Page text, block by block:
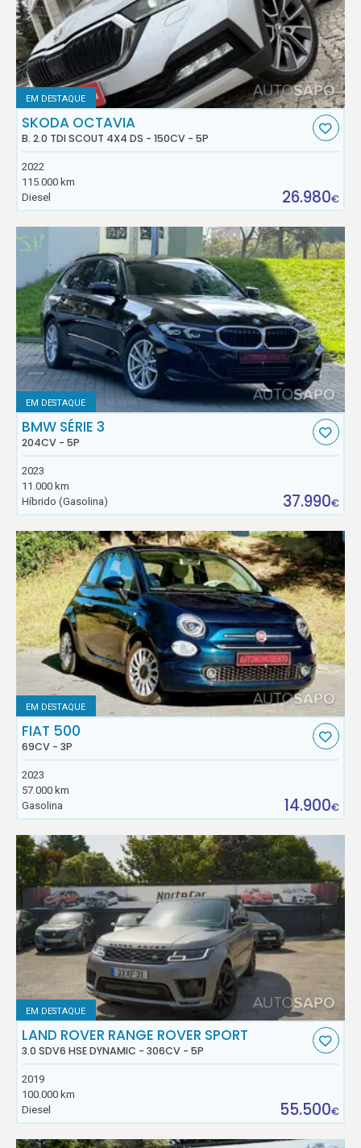
EM DESTAQUE
SKODA OCTAVIA
B. 2.0 TDI SCOUT 4X4 DS - 150CV - 5P
2022
115.000 km
Diesel
26.980€
EM DESTAQUE
BMW SÉRIE 3
204CV - 5P
2023
11.000 km
Híbrido (Gasolina)
37.990€
EM DESTAQUE
FIAT 500
69CV - 3P
2023
57.000 km
Gasolina
14.900€
EM DESTAQUE
LAND ROVER RANGE ROVER SPORT
3.0 SDV6 HSE DYNAMIC - 306CV - 5P
2019
100.000 km
Diesel
55.500€